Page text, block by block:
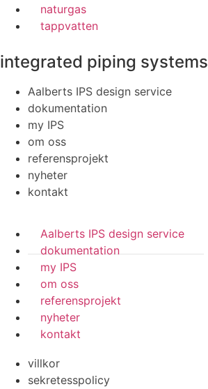
naturgas
tappvatten
integrated piping systems
Aalberts IPS design service
dokumentation
my IPS
om oss
referensprojekt
nyheter
kontakt
Aalberts IPS design service
dokumentation
my IPS
om oss
referensprojekt
nyheter
kontakt
villkor
sekretesspolicy